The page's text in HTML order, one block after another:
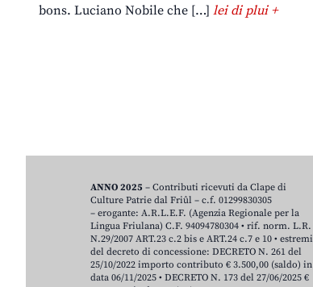
bons. Luciano Nobile che […] lei di plui +
ANNO 2025 – Contributi ricevuti da Clape di
Culture Patrie dal Friûl – c.f. 01299830305
– erogante: A.R.L.E.F. (Agenzia Regionale per la
Lingua Friulana) C.F. 94094780304 • rif. norm. L.R.
N.29/2007 ART.23 c.2 bis e ART.24 c.7 e 10 • estremi
del decreto di concessione: DECRETO N. 261 del
25/10/2022 importo contributo € 3.500,00 (saldo) in
data 06/11/2025 • DECRETO N. 173 del 27/06/2025 €